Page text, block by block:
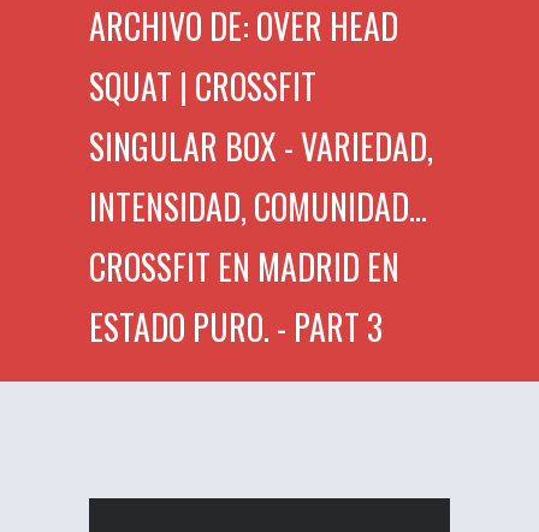
ARCHIVO DE: OVER HEAD
SQUAT | CROSSFIT
SINGULAR BOX - VARIEDAD,
INTENSIDAD, COMUNIDAD...
CROSSFIT EN MADRID EN
ESTADO PURO. - PART 3